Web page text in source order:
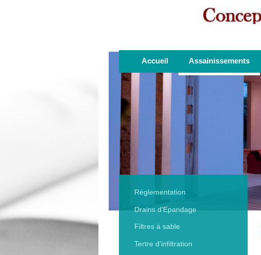
Accueil Assainissements
Réglementation
Drains d’Epandage
Filtres à sable
Tertre d'infiltration